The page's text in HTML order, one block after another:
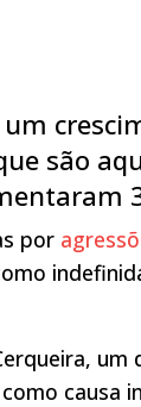
são
por
causa